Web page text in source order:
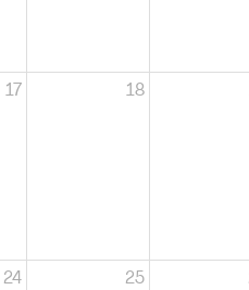
17 18
24 25